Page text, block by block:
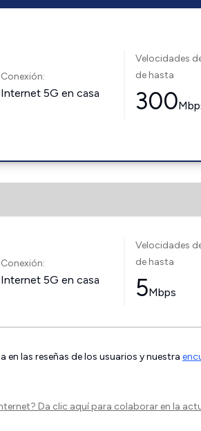
Conexión:
Internet 5G en casa
Velocidades
de hasta
300
Conexión:
Internet 5G en casa
Velocidades
de hasta
5Mbps
en las reseñas de los usuarios y nuestra
Da clic aquípara colaborar en la